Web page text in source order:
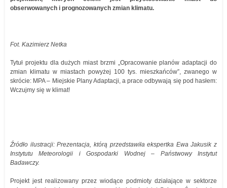
obserwowanych i prognozowanych zmian klimatu.
Fot. Kazimierz Netka
Tytuł projektu dla dużych miast brzmi „Opracowanie planów adaptacji do
zmian klimatu w miastach powyżej 100 tys. mieszkańców”, zwanego w
skrócie: MPA – Miejskie Plany Adaptacji, a prace odbywają się pod hasłem:
Wczujmy się w klimat!
Źródło ilustracji: Prezentacja, którą przedstawiła ekspertka Ewa Jakusik z
Instytutu Meteorologii i Gospodarki Wodnej – Państwowy Instytut
Badawczy.
Projekt jest realizowany przez wiodące podmioty działające w sektorze